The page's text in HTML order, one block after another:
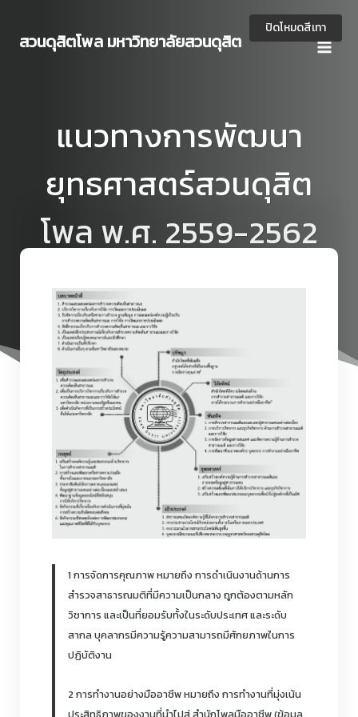
content
สวนดุสิตโพล มหาวิทยาลัยสวนดุสิต
แนวทางการพัฒนา
ยุทธศาสตร์สวนดุสิต
โพล พ.ศ. 2559-2562
1 การจัดการคุณภาพ หมายถึง การดำเนินงานด้านการ
สำรวจสาธารณมติที่มีความเป็นกลาง ถูกต้องตามหลัก
วิชาการ และเป็นที่ยอมรับทั้งในระดับประเทศ และระดับ
สากล บุคลากรมีความรู้ความสามารถมีศักยภาพในการ
ปฏิบัติงาน
2 การทำงานอย่างมืออาชีพ หมายถึง การทำงานที่มุ่งเน้น
ประสิทธิภาพของงานที่นำไปสู่ สำนักโพลมืออาชีพ (ข้อมูล
ปิดโหมดสีเทา